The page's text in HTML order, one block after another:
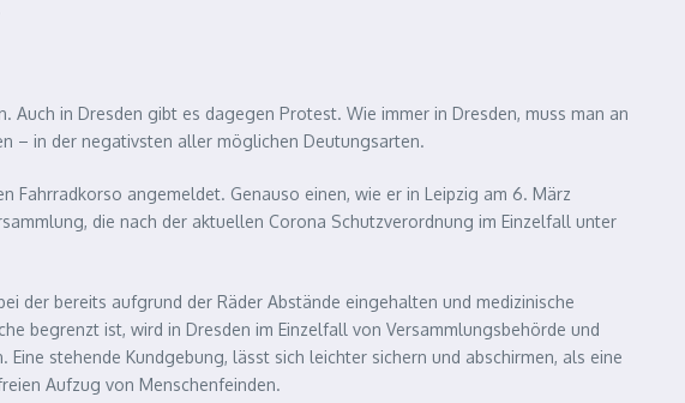
in Dresden gibt es dagegen Protest. Wie immer in Dresden, muss man an
– in der negativsten aller möglichen Deutungsarten.
angemeldet. Genauso einen, wie er in Leipzig am 6. März
die nach der aktuellen Corona Schutzverordnung im Einzelfall unter
der bereits aufgrund der Räder Abstände eingehalten und medizinische
begrenzt ist, wird in Dresden im Einzelfall von Versammlungsbehörde und
stehende Kundgebung, lässt sich leichter sichern und abschirmen, als eine
Aufzug von Menschenfeinden.